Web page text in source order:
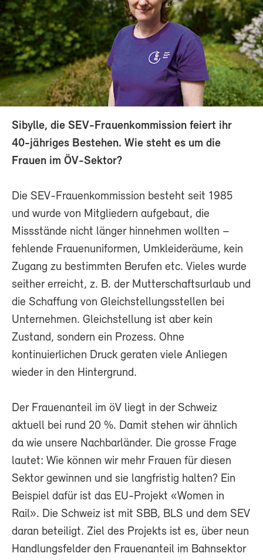
Sibylle, die SEV-Frauenkommission feiert ihr
40-jähriges Bestehen. Wie steht es um die
Frauen im ÖV-Sektor?
Die SEV-Frauenkommission besteht seit 1985
und wurde von Mitgliedern aufgebaut, die
Missstände nicht länger hinnehmen wollten –
fehlende Frauenuniformen, Umkleideräume, kein
Zugang zu bestimmten Berufen etc. Vieles wurde
seither erreicht, z. B. der Mutterschaftsurlaub und
die Schaffung von Gleichstellungsstellen bei
Unternehmen. Gleichstellung ist aber kein
Zustand, sondern ein Prozess. Ohne
kontinuierlichen Druck geraten viele Anliegen
wieder in den Hintergrund.
Der Frauenanteil im öV liegt in der Schweiz
aktuell bei rund 20 %. Damit stehen wir ähnlich
da wie unsere Nachbarländer. Die grosse Frage
lautet: Wie können wir mehr Frauen für diesen
Sektor gewinnen und sie langfristig halten? Ein
Beispiel dafür ist das EU-Projekt «Women in
Rail». Die Schweiz ist mit SBB, BLS und dem SEV
daran beteiligt. Ziel des Projekts ist es, über neun
Handlungsfelder den Frauenanteil im Bahnsektor